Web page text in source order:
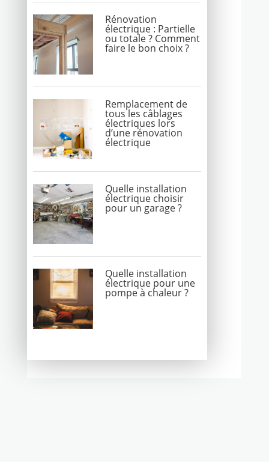
Rénovation
électrique : Partielle
ou totale ? Comment
faire le bon choix ?
Remplacement de
tous les câblages
électriques lors
d’une rénovation
électrique
Quelle installation
électrique choisir
pour un garage ?
Quelle installation
électrique pour une
pompe à chaleur ?